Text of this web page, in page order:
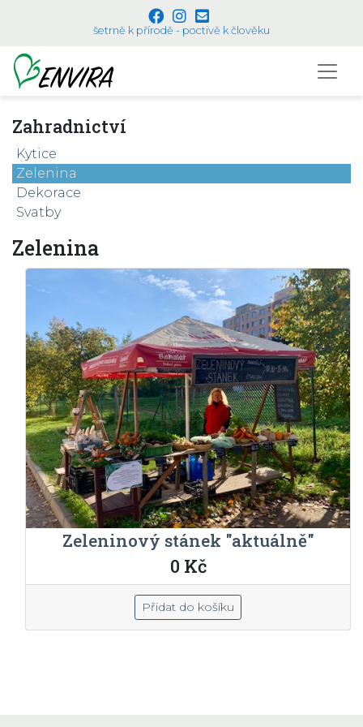
šetrně k přírodě - poctivě k člověku
Zahradnictví
Kytice
Zelenina
Dekorace
Svatby
Zelenina
Zeleninový stánek "aktuálně"
0 Kč
Přidat do košíku